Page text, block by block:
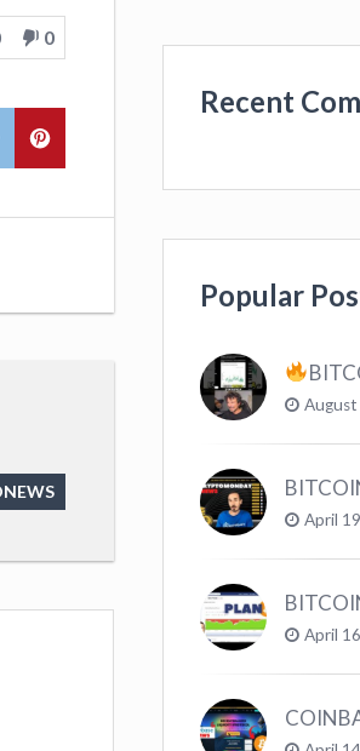
0
Recent
Popular
BITCOIN
August
April
April